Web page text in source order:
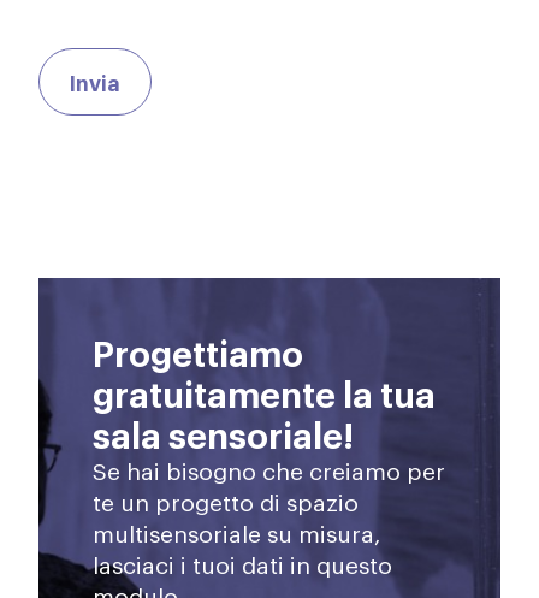
Progettiamo
gratuitamente la tua
sala sensoriale!
Se hai bisogno che creiamo per
te un progetto di spazio
multisensoriale su misura,
lasciaci i tuoi dati in questo